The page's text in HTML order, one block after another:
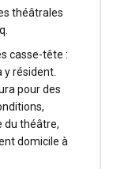
théâtrales
casse-tête :
y résident.
pour des
du théâtre,
domicile à